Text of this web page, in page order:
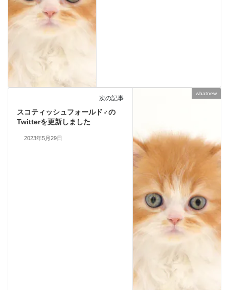
whatnew
次の記事
スコティッシュフォールド♂の
Twitterを更新しました
2023年5月29日